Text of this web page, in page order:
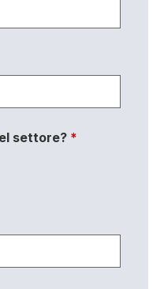
settore? *